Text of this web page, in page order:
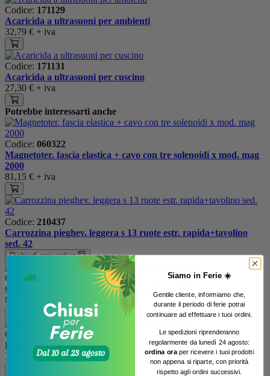
Codice: 171129
Acaricida a ultrasuoni per ambienti
32,79 € + iva
Codice: 171131
Acaricida a ultrasuoni per cuscino
27,30 € + iva
Potrebbe interessarti anche
Codice: 060322
Magnetoter. fascia elastica + cavo con tre solenoidi x mod. mag
2000
81,15 € + iva
Codice: 210437
Carrozzina pieghev. leggera s 13 ruote estr. rapida+tavolino
sed. 42
Richiedi preventivo
Codice:
Guanto su carta in pvc n/str mis. media cf.100 pz.
8,18 €
Codice:
170214
Divisa s.o. azzurra tg.44 completa manica corta.
37,26 € + iva
Siamo in Ferie ☀️
Gentile cliente, informiamo che,
durante il periodo di ferie potrai
continuare ad effettuare i tuoi ordini.
Le spedizioni riprenderanno
regolarmente da lunedì 24 agosto:
ordina ora per ricevere i tuoi prodotti
non appena si riparte, con priorità
rispetto agli ordini successivi.